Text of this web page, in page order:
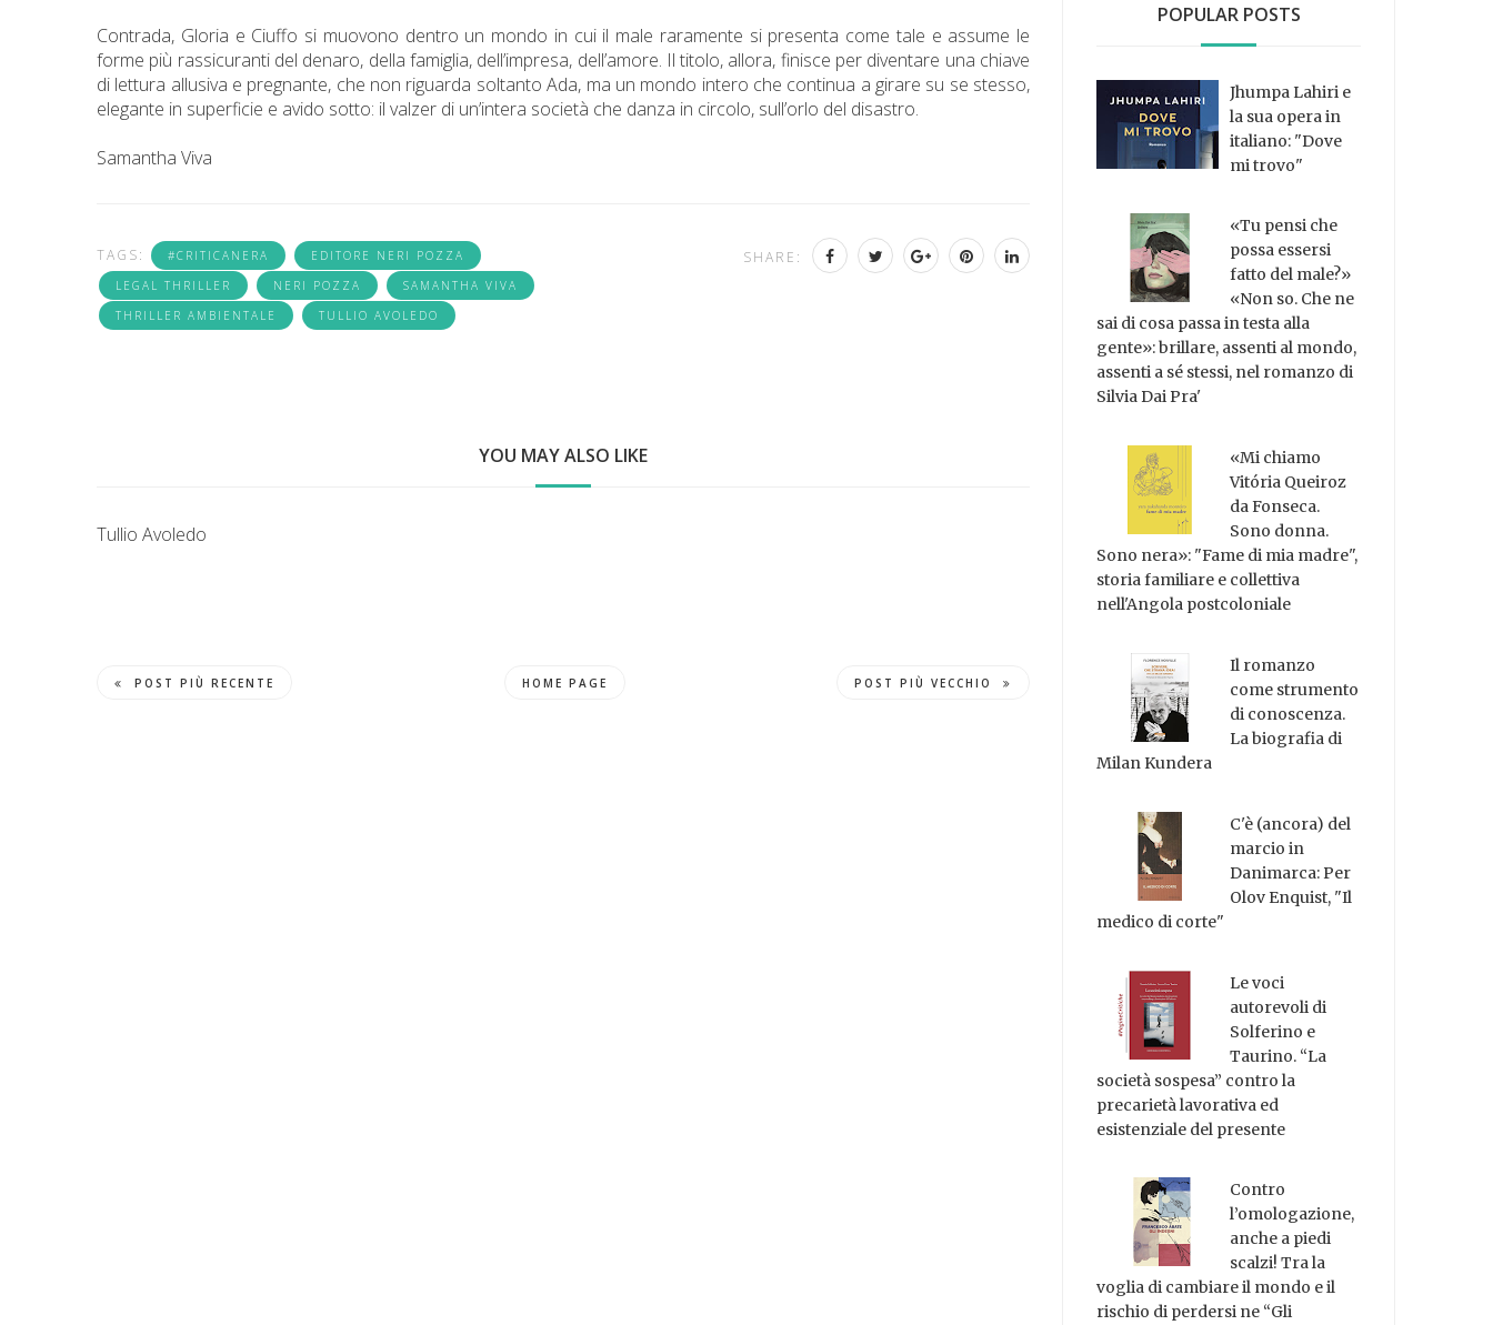
Contrada, Gloria e Ciuffo si muovono dentro un mondo in cui il male raramente si presenta come tale e assume le
forme più rassicuranti del denaro, della famiglia, dell’impresa, dell’amore. Il titolo, allora, finisce per diventare una chiave
di lettura allusiva e pregnante, che non riguarda soltanto Ada, ma un mondo intero che continua a girare su se stesso,
elegante in superficie e avido sotto: il valzer di un’intera società che danza in circolo, sull’orlo del disastro.
Samantha Viva
TAGS: #CRITICANERA
EDITORE NERI POZZA
LEGAL THRILLER
NERI POZZA
SAMANTHA VIVA
THRILLER AMBIENTALE
TULLIO AVOLEDO
SHARE:
YOU MAY ALSO LIKE
Tullio Avoledo
POST PIÙ RECENTE HOME PAGE POST PIÙ VECCHIO
POPULAR POSTS
Jhumpa Lahiri e
la sua opera in
italiano: "Dove
mi trovo"
«Tu pensi che
possa essersi
fatto del male?»
«Non so. Che ne
sai di cosa passa in testa alla
gente»: brillare, assenti al mondo,
assenti a sé stessi, nel romanzo di
Silvia Dai Pra'
«Mi chiamo
Vitória Queiroz
da Fonseca.
Sono donna.
Sono nera»: "Fame di mia madre",
storia familiare e collettiva
nell'Angola postcoloniale
Il romanzo
come strumento
di conoscenza.
La biografia di
Milan Kundera
C'è (ancora) del
marcio in
Danimarca: Per
Olov Enquist, "Il
medico di corte"
Le voci
autorevoli di
Solferino e
Taurino. “La
società sospesa” contro la
precarietà lavorativa ed
esistenziale del presente
Contro
l’omologazione,
anche a piedi
scalzi! Tra la
voglia di cambiare il mondo e il
rischio di perdersi ne “Gli